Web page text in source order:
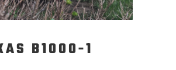
B1000-1